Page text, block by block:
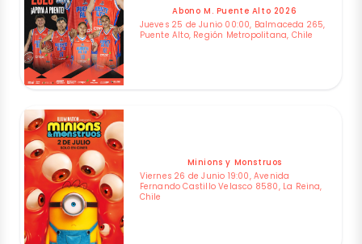
Abono M. Puente Alto 2026
Jueves 25 de Junio 00:00, Balmaceda 265,
Puente Alto, Región Metropolitana, Chile
Minions y Monstruos
Viernes 26 de Junio 19:00, Avenida
Fernando Castillo Velasco 8580, La Reina,
Chile